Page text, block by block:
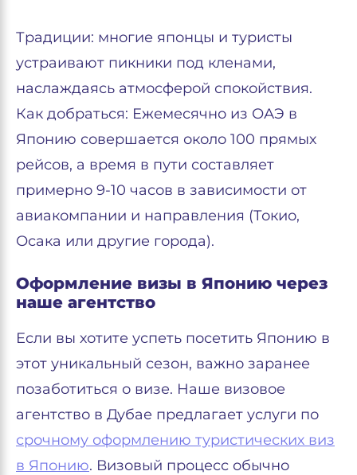
Традиции: многие японцы и туристы
устраивают пикники под кленами,
наслаждаясь атмосферой спокойствия.
Как добраться: Ежемесячно из ОАЭ в
Японию совершается около 100 прямых
рейсов, а время в пути составляет
примерно 9-10 часов в зависимости от
авиакомпании и направления (Токио,
Осака или другие города).
Оформление визы в Японию через
наше агентство
Если вы хотите успеть посетить Японию в
этот уникальный сезон, важно заранее
позаботиться о визе. Наше визовое
агентство в Дубае предлагает услуги по
срочному оформлению туристических виз
в Японию. Визовый процесс обычно